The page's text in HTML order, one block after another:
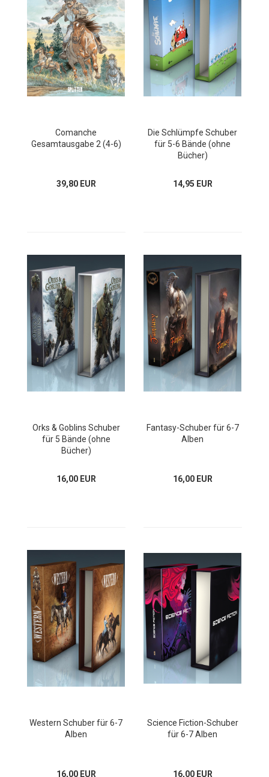
Comanche
Gesamtausgabe 2 (4-6)
39,80 EUR
Die Schlümpfe Schuber
für 5-6 Bände (ohne
Bücher)
14,95 EUR
Orks & Goblins Schuber
für 5 Bände (ohne
Bücher)
16,00 EUR
Fantasy-Schuber für 6-7
Alben
16,00 EUR
Western Schuber für 6-7
Alben
16,00 EUR
Science Fiction-Schuber
für 6-7 Alben
16,00 EUR